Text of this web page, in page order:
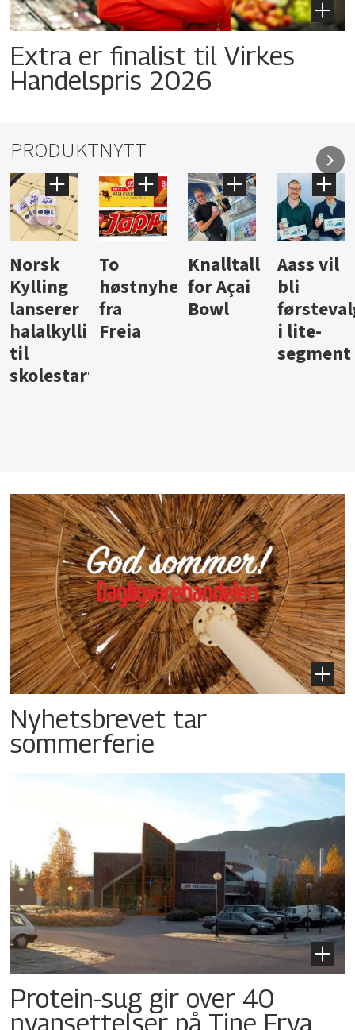
Extra er finalist til Virkes
Handelspris 2026
PRODUKTNYTT
Knalltall
for Açai
Bowl
Aass vil
bli
førstevalg
i lite-
Brus og
jus fra
Berentsen
Hard
iste fra
Hansa
Nyhetsbrevet tar
sommerferie
Protein-sug gir over 40
nyansettelser på Tine Frya